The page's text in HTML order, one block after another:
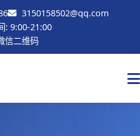
3150158502@qq.com
: 9:00-21:00
信二维码